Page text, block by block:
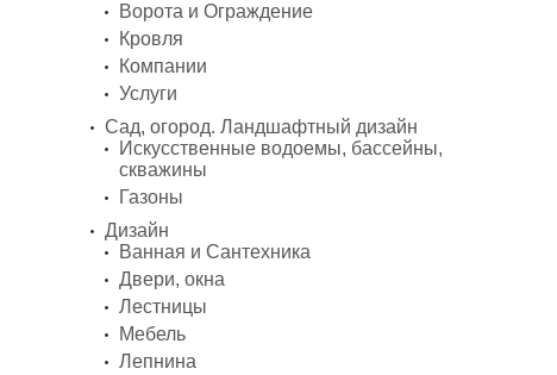
Ворота и Ограждение
Кровля
Компании
Услуги
Сад, огород. Ландшафтный дизайн
Искусственные водоемы, бассейны,
скважины
Газоны
Дизайн
Ванная и Сантехника
Двери, окна
Лестницы
Мебель
Лепнина